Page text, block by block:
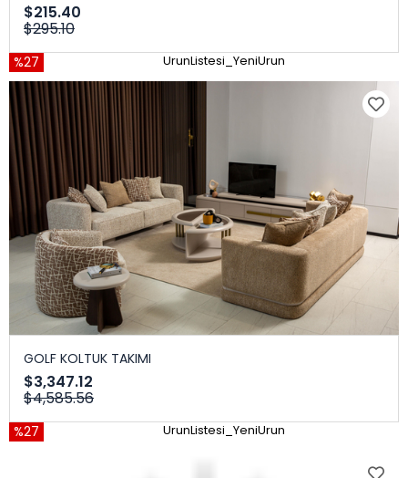
$215.40
$295.10
%27 UrunListesi_YeniUrun
GOLF KOLTUK TAKIMI
$3,347.12
$4,585.56
%27 UrunListesi_YeniUrun